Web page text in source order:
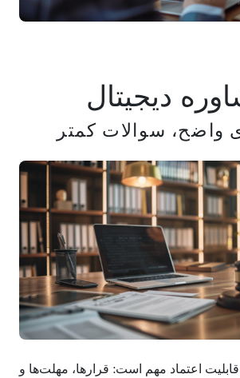
دیجیتال
واضح، سوالات کمتر
اعتماد مهم است: قرارها، مهلت‌ها و